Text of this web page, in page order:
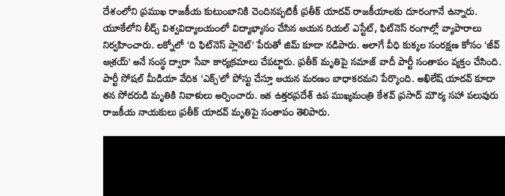
దేశంలోని ప్రముఖ రాజకీయ కుటుంబానికి చెందినప్పటికీ ప్రతీక్ యాదవ్ రాజకీయాలకు దూరంగానే ఉన్నారు.
యూకేలోని లీడ్స్ విశ్వవిద్యాలయంలో విద్యాభ్యాసం చేసిన ఆయన రియల్ ఎస్టేట్, ఫిట్‌నెస్ రంగాల్లో వ్యాపారాలు
నిర్వహించారు. లక్నోలో ‘ది ఫిట్‌నెస్ ప్లానెట్’ పేరుతో జిమ్ కూడా నడిపారు. అలాగే వీధి కుక్కల సంరక్షణ కోసం ‘జీవ్
ఆశ్రయ్’ అనే సంస్థ ద్వారా సేవా కార్యక్రమాలు చేపట్టారు. ప్రతీక్ మృతిపై సమాజ్ వాదీ పార్టీ సంతాపం వ్యక్తం చేసింది.
పార్టీ సోషల్ మీడియా వేదిక ‘ఎక్స్’లో పోస్టు చేస్తూ ఆయన మరణం బాధాకరమని పేర్కొంది. అఖిలేష్ యాదవ్ కూడా
తన సోదరుడి మృతికి నివాళులు అర్పించారు. ఇక ఉత్తరప్రదేశ్ ఉప ముఖ్యమంత్రి కేశవ్ ప్రసాద్ మౌర్య సహా పలువురు
రాజకీయ నాయకులు ప్రతీక్ యాదవ్ మృతిపై సంతాపం తెలిపారు.